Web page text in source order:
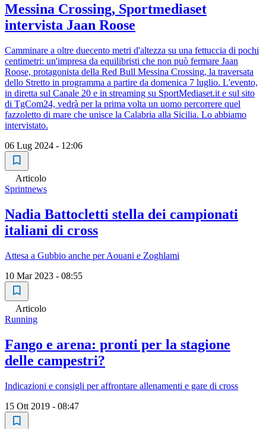
Messina Crossing, Sportmediaset
intervista Jaan Roose
Camminare a oltre duecento metri d'altezza su una fettuccia di pochi
centimetri: un'impresa da equilibristi che non può fermare Jaan
Roose, protagonista della Red Bull Messina Crossing, la traversata
dello Stretto in programma a partire da domenica 7 luglio. L'evento,
in diretta sul Canale 20 e in streaming su SportMediaset.it e sul sito
di TgCom24, vedrà per la prima volta un uomo percorrere quel
fazzoletto di mare che unisce la Calabria alla Sicilia. Lo abbiamo
intervistato.
06 Lug 2024 - 12:06
Articolo
Sprintnews
Nadia Battocletti stella dei campionati
italiani di cross
Attesa a Gubbio anche per Aouani e Zoghlami
10 Mar 2023 - 08:55
Articolo
Running
Fango e arena: pronti per la stagione
delle campestri?
Indicazioni e consigli per affrontare allenamenti e gare di cross
15 Ott 2019 - 08:47